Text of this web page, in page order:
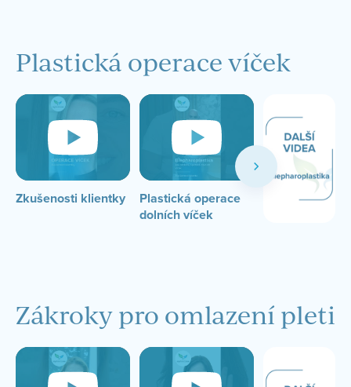
Plastická operace víček
Zkušenosti klientky
Plastická operace
dolních víček
Plastická
Zákroky pro omlazení pleti